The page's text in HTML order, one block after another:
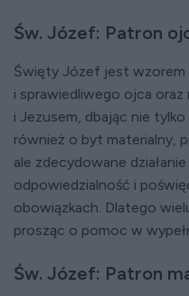
Św. Józef: Patron
Święty Józef jest
i sprawiedliwego ojca oraz
i Jezusem, dbając nie
również o byt materialny,
ale zdecydowane
odpowiedzialność i
obowiązkach. Dlatego
prosząc o pomoc w
Św. Józef: Patron